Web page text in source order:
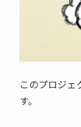
このプロジ
す。